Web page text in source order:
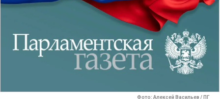
Фото: Алексей Васильев / ПГ